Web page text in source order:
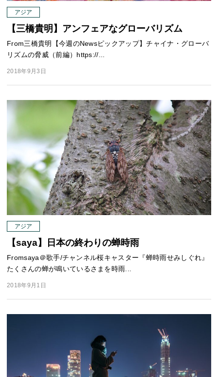
アジア
【三橋貴明】アンフェアなグローバリズム
From三橋貴明【今週のNewsピックアップ】チャイナ・グローバ
リズムの脅威（前編）https://...
2018年9月3日
アジア
【saya】日本の終わりの蝉時雨
Fromsaya＠歌手/チャンネル桜キャスター『蝉時雨せみしぐれ』
たくさんの蝉が鳴いているさまを時雨...
2018年9月1日